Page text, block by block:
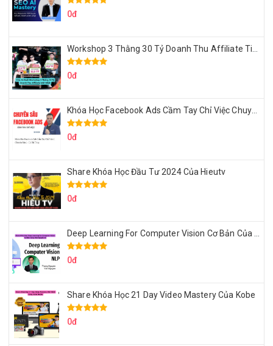
0đ
Workshop 3 Thằng 30 Tỷ Doanh Thu Affiliate Tiktok
0đ
Khóa Học Facebook Ads Cầm Tay Chỉ Việc Chuyên Sâu Lê Bá Tùng
0đ
Share Khóa Học Đầu Tư 2024 Của Hieutv
0đ
Deep Learning For Computer Vision Cơ Bản Của Việt Nguyễn Ai
0đ
Share Khóa Học 21 Day Video Mastery Của Kobe
0đ